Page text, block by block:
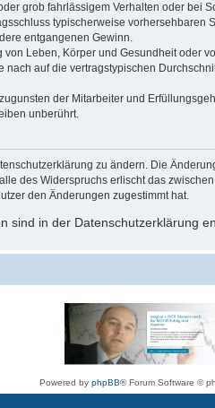
grob fahrlässigem Verhalten oder bei
typischerweise
entgangenen Gewinn.
Leben, Körper und Gesundheit oder
auf die vertragstypischen
der Mitarbeiter und
unberührt.
zu ändern. Die
des Widerspruchs erlischt das
den Änderungen zugestimmt hat.
sind in der Datenschutzerklärung
Powered by phpBB® Forum Software ©